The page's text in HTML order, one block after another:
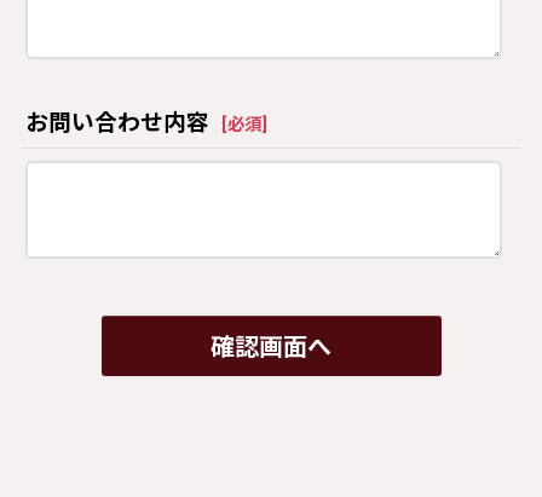
お問い合わせ内容 必須
確認画面へ